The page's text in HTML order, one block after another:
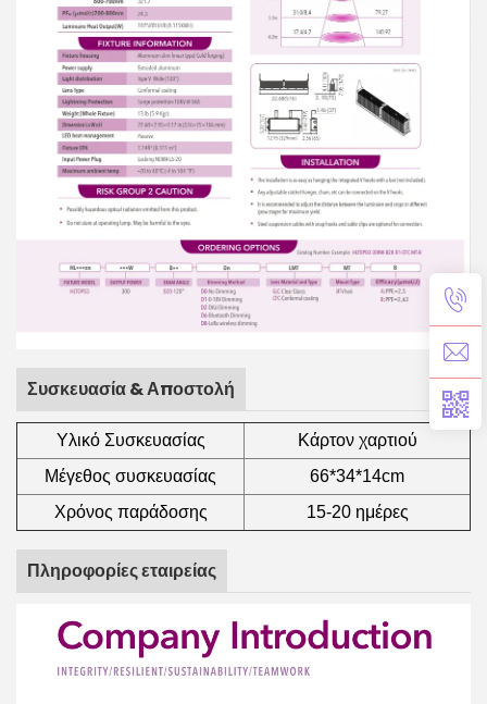
Συσκευασία & Αποστολή
Υλικό Συσκευασίας
Κάρτον χαρτιού
Μέγεθος συσκευασίας
66*34*14cm
Χρόνος παράδοσης
15-20 ημέρες
Πληροφορίες εταιρείας